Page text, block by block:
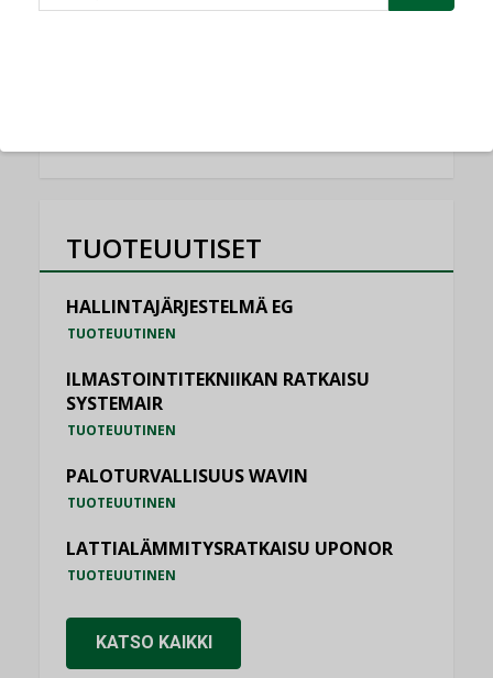
Schneider Electric
TUOTEUUTISET
HALLINTAJÄRJESTELMÄ EG
TUOTEUUTINEN
ILMASTOINTITEKNIIKAN RATKAISU
SYSTEMAIR
TUOTEUUTINEN
PALOTURVALLISUUS WAVIN
TUOTEUUTINEN
LATTIALÄMMITYSRATKAISU UPONOR
TUOTEUUTINEN
KATSO KAIKKI